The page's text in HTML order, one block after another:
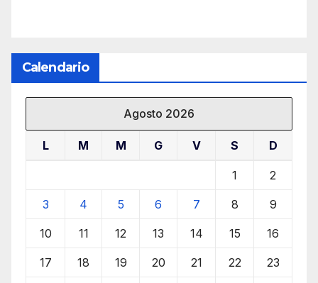
Calendario
Agosto 2026
L M M G V S D
1 2
3 4 5 6 7 8 9
10 11 12 13 14 15 16
17 18 19 20 21 22 23